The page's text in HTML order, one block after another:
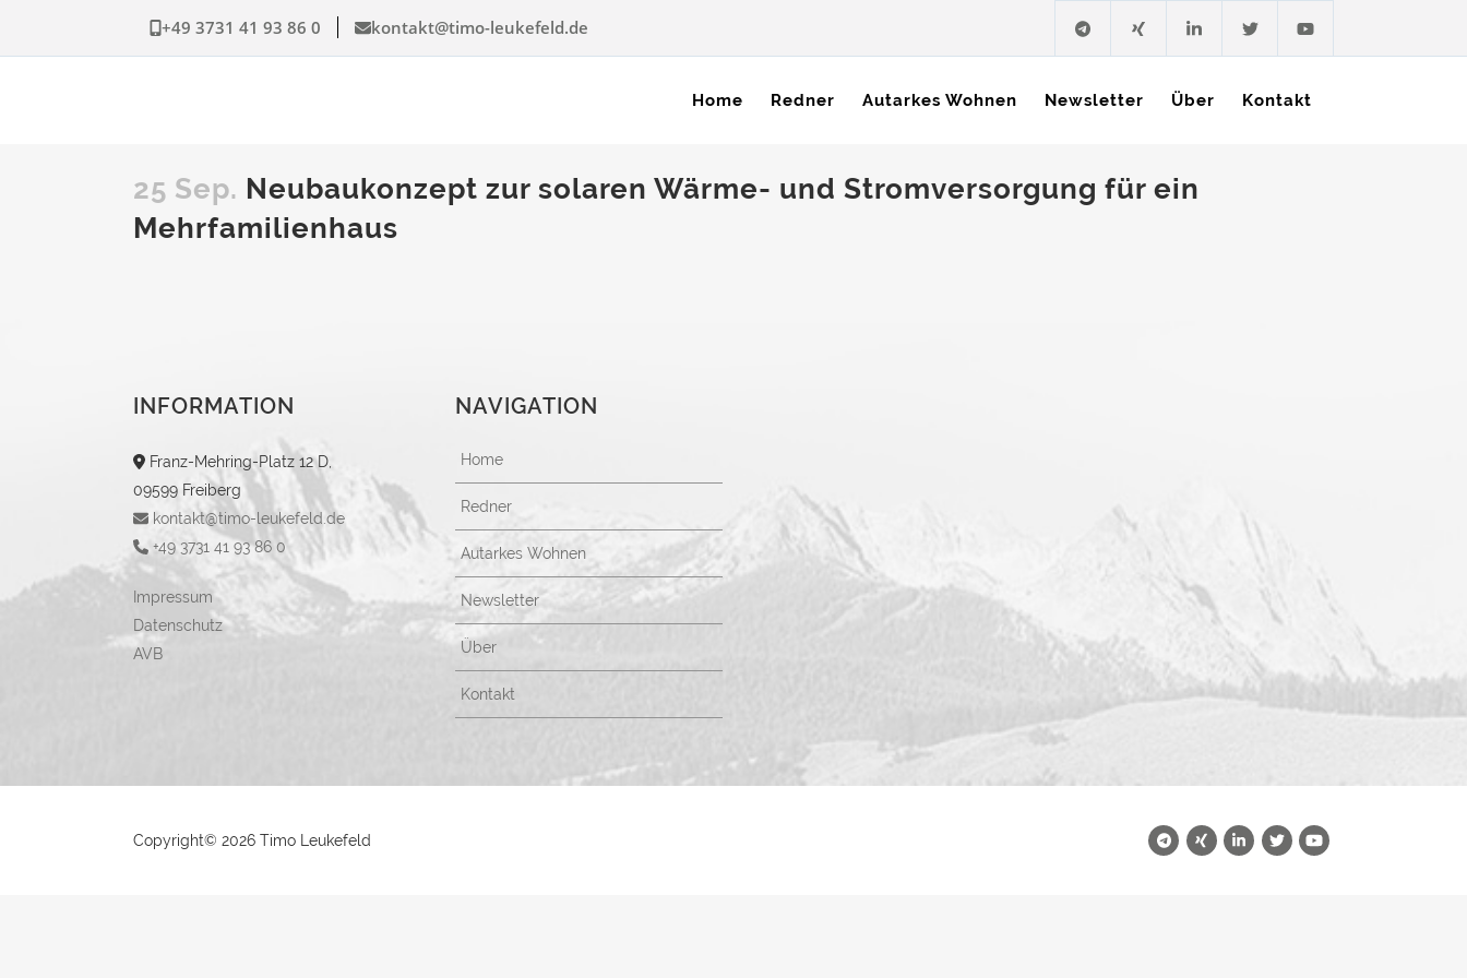
+49 3731 41 93 86 0 kontakt@timo-leukefeld.de
Home Redner Autarkes Wohnen Newsletter Über Kontakt
25 Sep. Neubaukonzept zur solaren Wärme- und Stromversorgung für ein
Mehrfamilienhaus
INFORMATION
Franz-Mehring-Platz 12 D,
09599 Freiberg
kontakt@timo-leukefeld.de
+49 3731 41 93 86 0
Impressum
Datenschutz
AVB
NAVIGATION
Home
Redner
Autarkes Wohnen
Newsletter
Über
Kontakt
Copyright© 2026 Timo Leukefeld